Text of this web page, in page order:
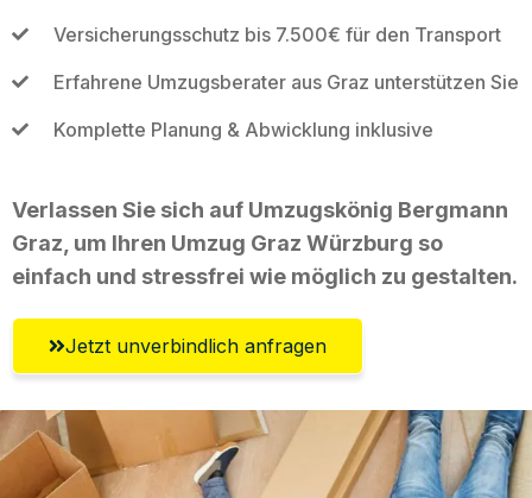
Versicherungsschutz bis 7.500€ für den Transport
Erfahrene Umzugsberater aus Graz unterstützen Sie
Komplette Planung & Abwicklung inklusive
Verlassen Sie sich auf Umzugskönig Bergmann
Graz, um Ihren Umzug Graz Würzburg so
einfach und stressfrei wie möglich zu gestalten.
Jetzt unverbindlich anfragen